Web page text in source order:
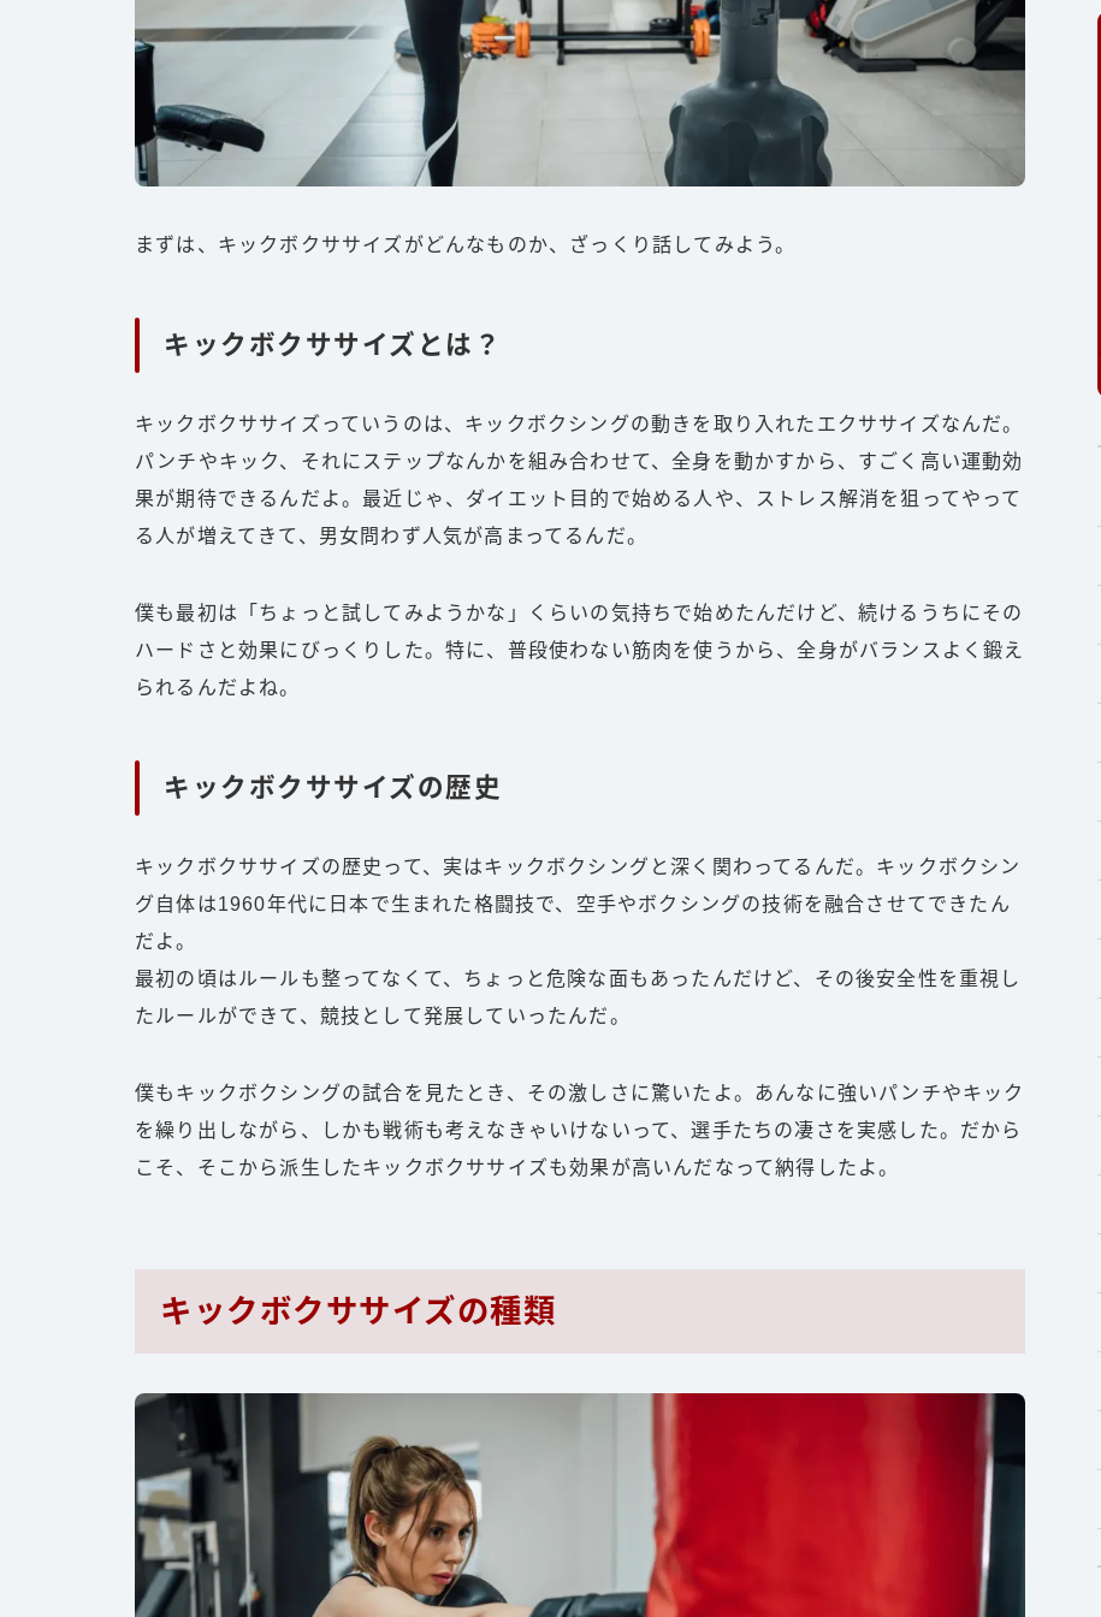
まずは、キックボクササイズがどんなものか、ざっくり話してみよう。
キックボクササイズとは？
キックボクササイズっていうのは、キックボクシングの動きを取り入れたエクササイズなんだ。
パンチやキック、それにステップなんかを組み合わせて、全身を動かすから、すごく高い運動効
果が期待できるんだよ。最近じゃ、ダイエット目的で始める人や、ストレス解消を狙ってやって
る人が増えてきて、男女問わず人気が高まってるんだ。
僕も最初は「ちょっと試してみようかな」くらいの気持ちで始めたんだけど、続けるうちにその
ハードさと効果にびっくりした。特に、普段使わない筋肉を使うから、全身がバランスよく鍛え
られるんだよね。
キックボクササイズの歴史
キックボクササイズの歴史って、実はキックボクシングと深く関わってるんだ。キックボクシン
グ自体は1960年代に日本で生まれた格闘技で、空手やボクシングの技術を融合させてできたん
だよ。
最初の頃はルールも整ってなくて、ちょっと危険な面もあったんだけど、その後安全性を重視し
たルールができて、競技として発展していったんだ。
僕もキックボクシングの試合を見たとき、その激しさに驚いたよ。あんなに強いパンチやキック
を繰り出しながら、しかも戦術も考えなきゃいけないって、選手たちの凄さを実感した。だから
こそ、そこから派生したキックボクササイズも効果が高いんだなって納得したよ。
キックボクササイズの種類